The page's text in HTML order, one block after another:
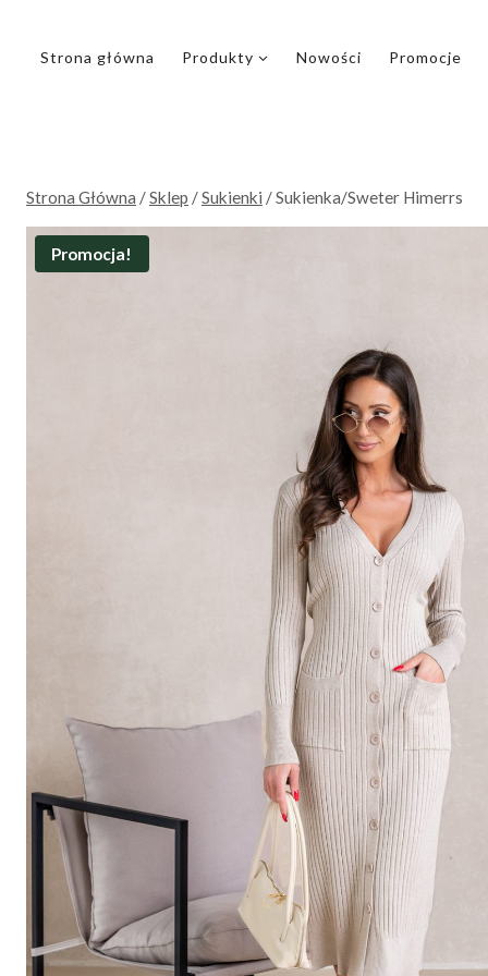
Strona główna Produkty Nowości Promocje
Strona Główna /Sklep /Sukienki /Sukienka/Sweter Himerrs
Promocja!